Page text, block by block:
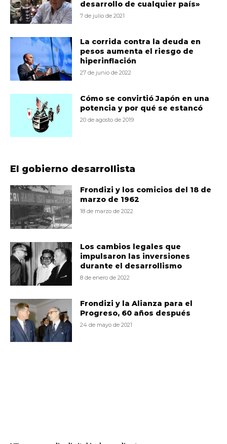
desarrollo de cualquier país»
7 de julio de 2021
La corrida contra la deuda en
pesos aumenta el riesgo de
hiperinflación
27 de junio de 2022
Cómo se convirtió Japón en una
potencia y por qué se estancó
20 de agosto de 2019
El gobierno desarrollista
Frondizi y los comicios del 18 de
marzo de 1962
18 de marzo de 2022
Los cambios legales que
impulsaron las inversiones
durante el desarrollismo
8 de enero de 2022
Frondizi y la Alianza para el
Progreso, 60 años después
24 de mayo de 2021